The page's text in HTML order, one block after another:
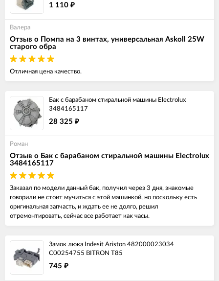
1 110 ₽
Валера
Отзыв о Помпа на 3 винтах, универсальная Askoll 25W
старого обра
Отличная цена качество.
Бак с барабаном стиральной машины Electrolux
3484165117
28 325 ₽
Роман
Отзыв о Бак с барабаном стиральной машины Electrolux
3484165117
Заказал по модели данный бак, получил через 3 дня, знакомые
говорили не стоит мучиться с этой машинкой, но поскольку есть
оригинальная запчасть, и ждать ее не долго, решил
отремонтировать, сейчас все работает как часы.
Замок люка Indesit Ariston 482000023034
C00254755 BITRON T85
745 ₽